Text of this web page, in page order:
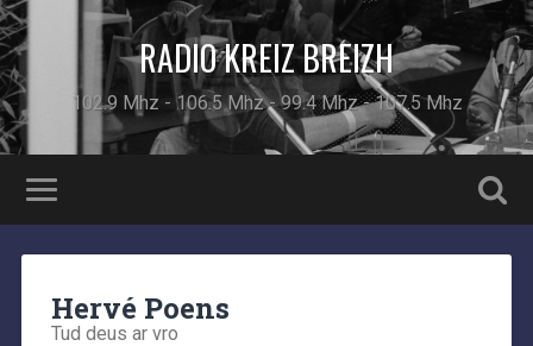
RADIO KREIZ BREIZH
102.9 Mhz - 106.5 Mhz - 99.4 Mhz - 107.5 Mhz
Hervé Poens
Tud deus ar vro